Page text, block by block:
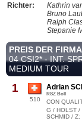
Richter:
Kathrin
Bruno
Ralph
Stepanie
PREIS DER
04 CSI2* - INT.
MEDIUM TOUR
1
510
Adrian
RSZ Boll
CON
G / HOLST /
SCHMID /